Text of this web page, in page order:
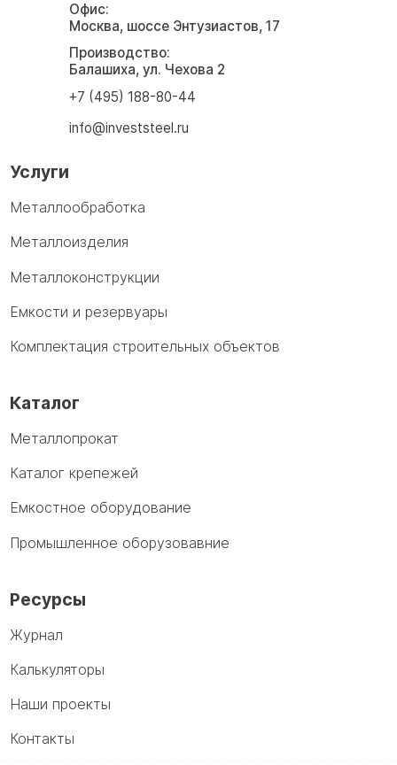
Офис:
Москва, шоссе Энтузиастов, 17
Производство:
Балашиха, ул. Чехова 2
+7 (495) 188-80-44
info@investsteel.ru
Услуги
Металлообработка
Металлоизделия
Металлоконструкции
Емкости и резервуары
Комплектация строительных объектов
Каталог
Металлопрокат
Каталог крепежей
Емкостное оборудование
Промышленное оборузовавние
Ресурсы
Журнал
Калькуляторы
Наши проекты
Контакты